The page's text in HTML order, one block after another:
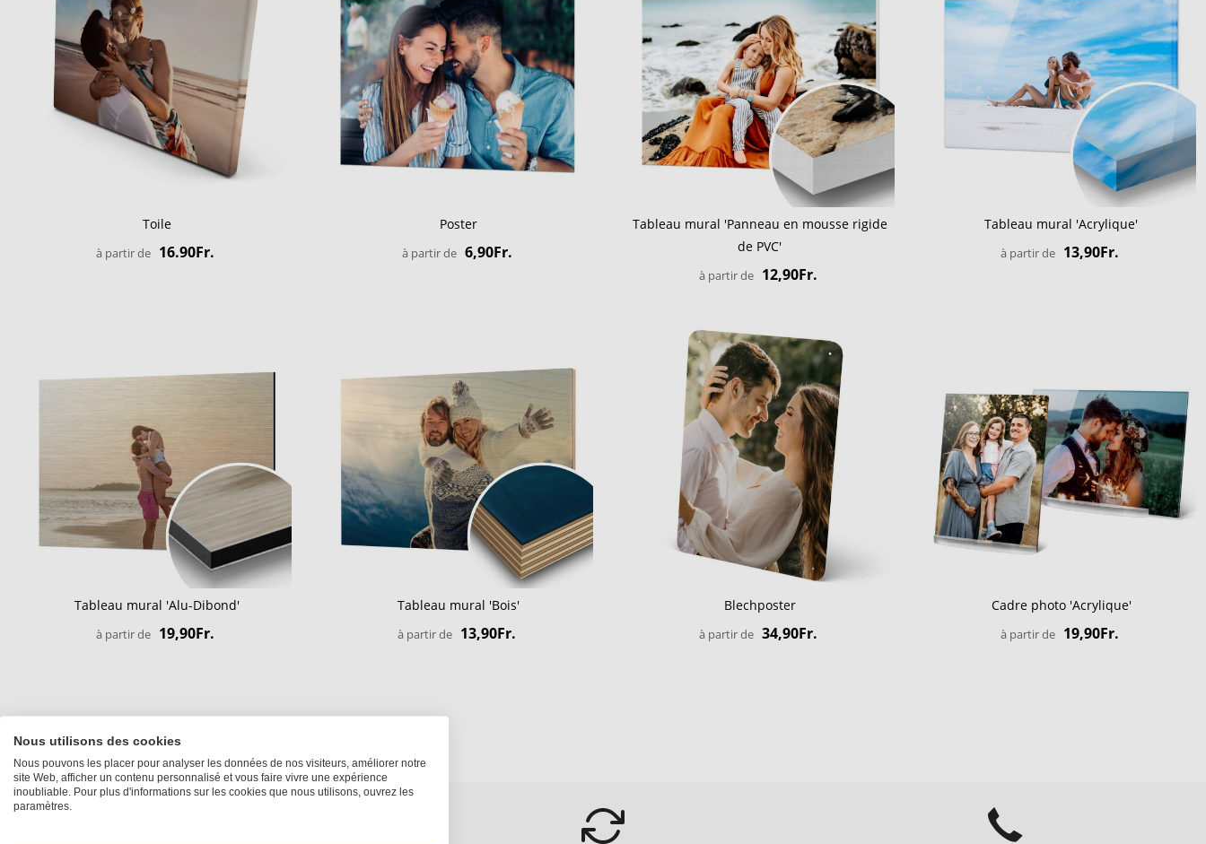
Toile
à partir de 16.90Fr.
Poster
à partir de 6,90Fr.
Tableau mural 'Panneau en mousse rigide
de PVC'
à partir de 12,90Fr.
Tableau mural 'Acrylique'
à partir de 13,90Fr.
Tableau mural 'Alu-Dibond'
à partir de 19,90Fr.
Tableau mural 'Bois'
à partir de 13,90Fr.
Blechposter
à partir de 34,90Fr.
Cadre photo 'Acrylique'
à partir de 19,90Fr.
Nous utilisons des cookies
Nous pouvons les placer pour analyser les données de nos visiteurs, améliorer notre
site Web, afficher un contenu personnalisé et vous faire vivre une expérience
inoubliable. Pour plus d'informations sur les cookies que nous utilisons, ouvrez les
paramètres.